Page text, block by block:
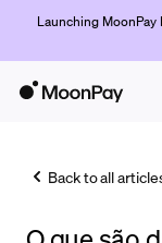
Launching MoonPay
Back to all